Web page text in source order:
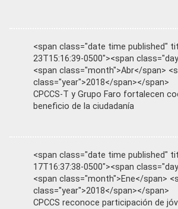
<span class="date time published"
23T15:16:39-0500"><span
<span class="month">Abr</span>
class="year">2018</span></span>
CPCCS-T y Grupo Faro fortalecen
beneficio de la ciudadanía
<span class="date time published"
17T16:37:38-0500"><span
<span class="month">Ene</span>
class="year">2018</span></span>
CPCCS reconoce participación de